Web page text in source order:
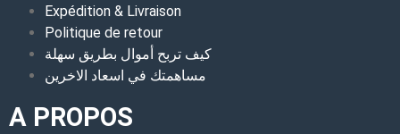
Expédition & Livraison
Politique de retour
كيف تربح أموال بطريق سهلة
مساهمتك في اسعاد الاخرين
A PROPOS